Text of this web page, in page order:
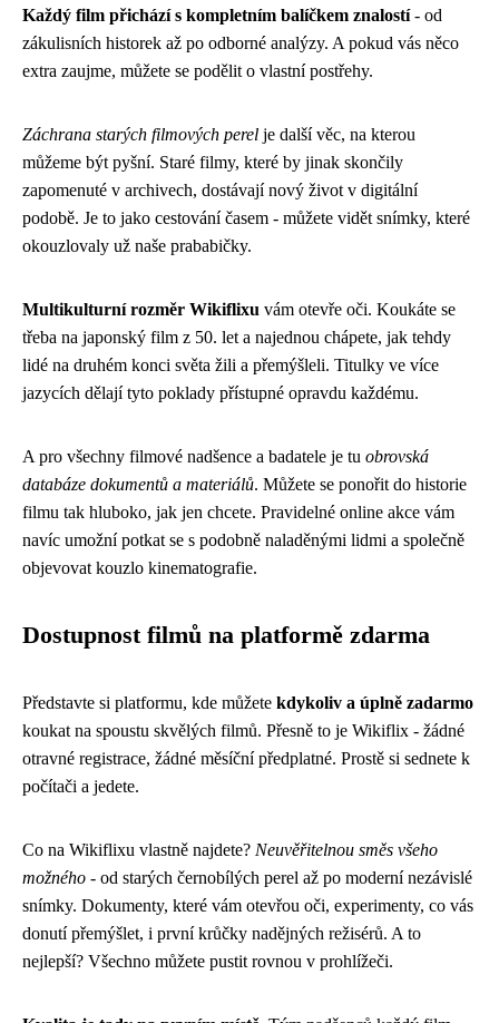
Každý film přichází s kompletním balíčkem znalostí- od
zákulisních historek až po odborné analýzy. A pokud vás něco
extra zaujme, můžete se podělit o vlastní postřehy.
Záchrana starých filmových perel je další věc, na kterou
můžeme být pyšní. Staré filmy, které by jinak skončily
zapomenuté v archivech, dostávají nový život v digitální
podobě. Je to jako cestování časem - můžete vidět snímky, které
okouzlovaly už naše prababičky.
Multikulturní rozměr Wikiflixu vám otevře oči. Koukáte se
třeba na japonský film z 50. let a najednou chápete, jak tehdy
lidé na druhém konci světa žili a přemýšleli. Titulky ve více
jazycích dělají tyto poklady přístupné opravdu každému.
A pro všechny filmové nadšence a badatele je tu obrovská
databáze dokumentů a materiálů. Můžete se ponořit do historie
filmu tak hluboko, jak jen chcete. Pravidelné online akce vám
navíc umožní potkat se s podobně naladěnými lidmi a společně
objevovat kouzlo kinematografie.
Dostupnost filmů na platformě zdarma
Představte si platformu, kde můžete kdykoliv a úplně zadarmo
koukat na spoustu skvělých filmů. Přesně to je Wikiflix - žádné
otravné registrace, žádné měsíční předplatné. Prostě si sednete k
počítači a jedete.
Co na Wikiflixu vlastně najdete? Neuvěřitelnou směs všeho
možného - od starých černobílých perel až po moderní nezávislé
snímky. Dokumenty, které vám otevřou oči, experimenty, co vás
donutí přemýšlet, i první krůčky nadějných režisérů. A to
nejlepší? Všechno můžete pustit rovnou v prohlížeči.